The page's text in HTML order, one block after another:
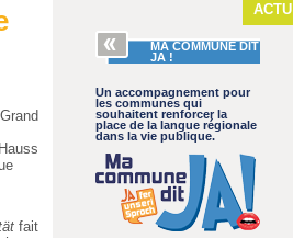
ACTU
MA COMMUNE DIT
JA !
Un accompagnement pour
les communes qui
souhaitent renforcer la
place de la langue régionale
dans la vie publique.
fait